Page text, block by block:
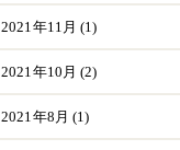
2021年11月 (1)
2021年10月 (2)
2021年8月 (1)